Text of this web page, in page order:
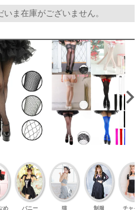
ま在庫がございません。
め バニー 猫 制服 チャ